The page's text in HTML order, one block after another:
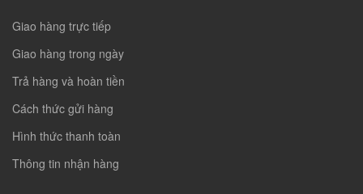
Giao hàng trực tiếp
Giao hàng trong ngày
Trả hàng và hoàn tiền
Cách thức gửi hàng
Hình thức thanh toàn
Thông tin nhận hàng